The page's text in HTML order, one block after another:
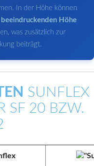
In der Höhe können
beeindruckenden Höhe
was zusätzlich zur
beiträgt.
SUNFLEX
SF 20 BZW.